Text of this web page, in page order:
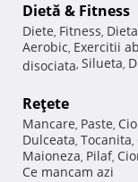
Dietă & Fitness
Diete, Fitness,
Aerobic, Exercitii
disociata, Silueta,
Reţete
Mancare, Paste,
Dulceata, Tocanita,
Maioneza, Pilaf,
Ce mancam azi